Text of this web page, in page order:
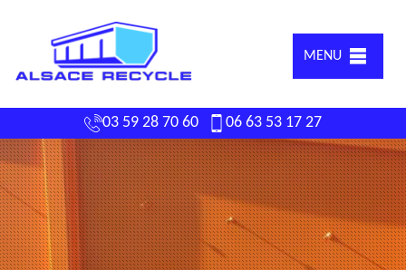
MENU
03 59 28 70 60 06 63 53 17 27